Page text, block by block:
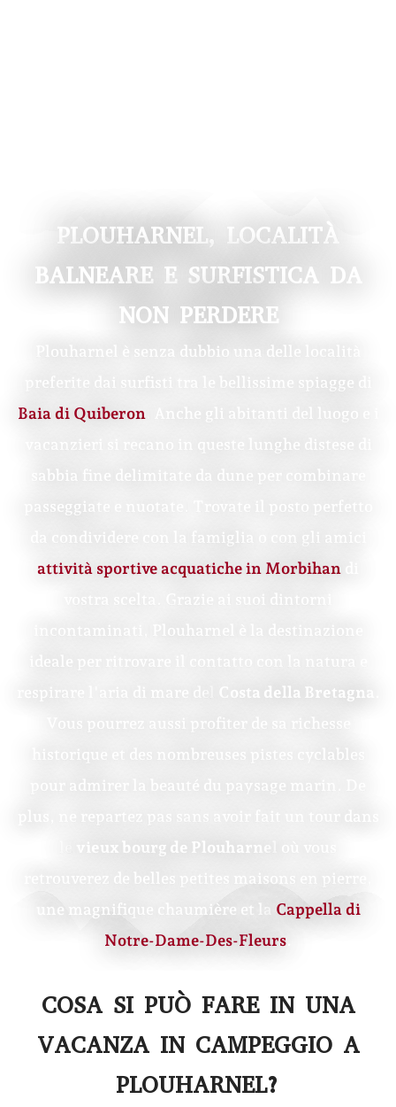
PLOUHARNEL, LOCALITÀ
BALNEARE E SURFISTICA DA
NON PERDERE
Plouharnel è senza dubbio una delle località
preferite dai surfisti tra le bellissime spiagge di
Baia di Quiberon
vacanzieri si recano in queste lunghe distese di
sabbia fine delimitate da dune per combinare
passeggiate e nuotate. Trovate il posto perfetto
da condividere con la famiglia o con gli amici
attività sportive acquatiche in Morbihan
incontaminati, Plouharnel è la destinazione
Costa della Bretagna
Vous pourrez aussi profiter de sa richesse
historique et des nombreuses pistes cyclables
pour admirer la beauté du paysage marin. De
vieux bourg de Plouharnel
retrouverez de belles petites maisons en pierre,
une magnifique chaumière et la Cappella di
Notre-Dame-Des-Fleurs
COSA SI PUÒ FARE IN UNA
VACANZA IN CAMPEGGIO A
PLOUHARNEL?